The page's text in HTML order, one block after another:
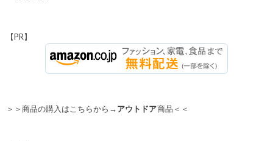
【PR】
＞＞商品の購入はこちらから→アウトドア商品＜＜